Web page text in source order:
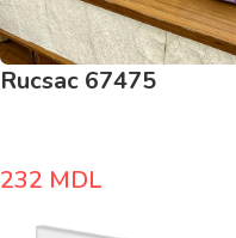
Rucsac 67475
232 MDL